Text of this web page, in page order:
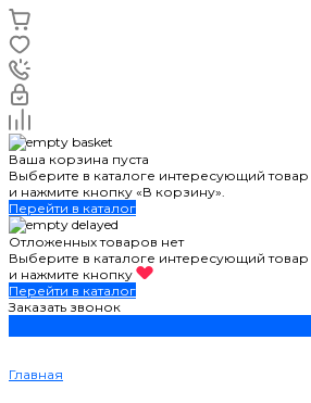
Ваша корзина пуста
Выберите в каталоге интересующий товар
и нажмите кнопку «В корзину».
Перейти в каталог
Отложенных товаров нет
Выберите в каталоге интересующий товар
и нажмите кнопку
Перейти в каталог
Заказать звонок
Главная